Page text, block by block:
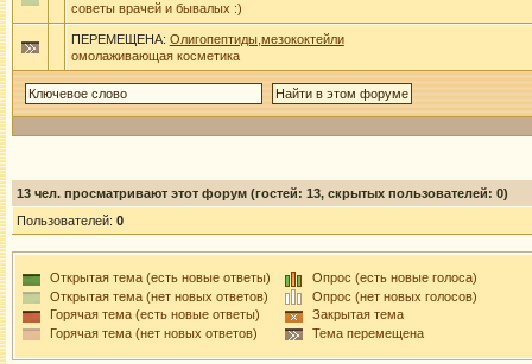
советы врачей и бывалых :)
ПЕРЕМЕЩЕНА: Олигопептиды,мезококтейли
омолаживающая косметика
13чел. просматривают этот форум (гостей: 13, скрытых пользователей: 0)
Пользователей: 0
Открытая тема (есть новые ответы)
Открытая тема (нет новых ответов)
Горячая тема (есть новые ответы)
Горячая тема (нет новых ответов)
Опрос (есть новые голоса)
Опрос (нет новых голосов)
Закрытая тема
Тема перемещена